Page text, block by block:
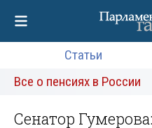
Статьи
Все о пенсиях в России
Сенатор